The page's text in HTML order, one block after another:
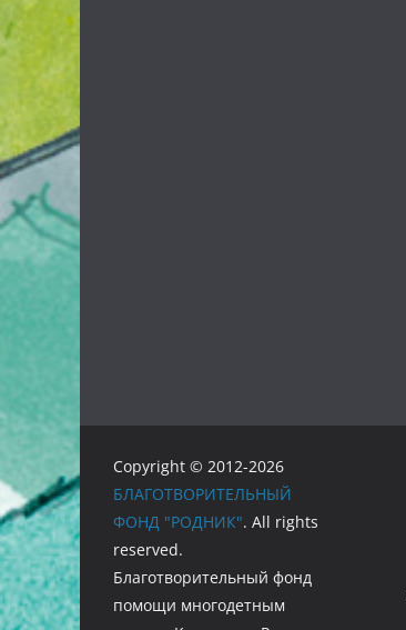
Copyright © 2012-2026
БЛАГОТВОРИТЕЛЬНЫЙ
ФОНД "РОДНИК". All rights
reserved.
Благотворительный фонд
помощи многодетным